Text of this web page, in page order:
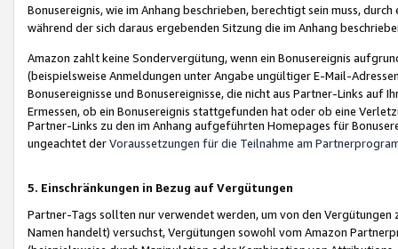
Bonusereignis, wie im Anhang beschrieben, berechtigt sein muss,
während der sich daraus ergebenden Sitzung die im Anhang
Amazon zahlt keine Sondervergütung, wenn ein Bonusereignis
(beispielsweise Anmeldungen unter Angabe ungültiger E-Mail-
Bonusereignisse und Bonusereignisse, die nicht aus Partner-Links auf
Ermessen, ob ein Bonusereignis stattgefunden hat oder ob eine
Partner-Links zu den im Anhang aufgeführten Homepages für
ungeachtet derVoraussetzungen für die Teilnahme am
5. Einschränkungen in Bezug auf Vergütungen
Partner-Tags sollten nur verwendet werden, um von den
Namen handelt) versuchst, Vergütungen sowohl vom Amazon